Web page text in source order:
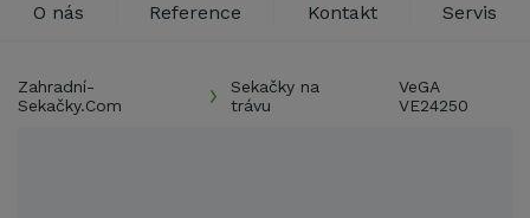
O nás Reference Kontakt Servis
Zahradní-
Sekačky.Com
Sekačky na
trávu
VeGA
VE24250